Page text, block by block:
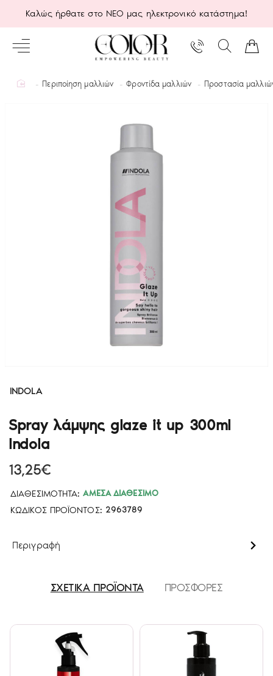
Καλώς ήρθατε στο ΝΕΟ μας ηλεκτρονικό κατάστημα!
homeΠεριποίηση μαλλιών Φροντίδα μαλλιών Προστασία
INDOLA
Spray λάμψης glaze it up 300ml
Indola
ΔΙΑΘΕΣΙΜΌΤΗΤΑ: ΆΜΕΣΑ ΔΙΑΘΈΣΙΜΟ
ΚΩΔΙΚΌΣ ΠΡΟΪΌΝΤΟΣ: 2963789
13,25€
Περιγραφή
ΣΧΕΤΙΚΑ ΠΡΟΪΟΝΤΑ ΠΡΟΣΦΟΡΕΣ